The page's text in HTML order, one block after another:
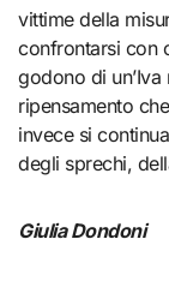
vittime della
confrontarsi con
godono di
ripensamento
invece si
degli sprechi,
Giulia Dondoni